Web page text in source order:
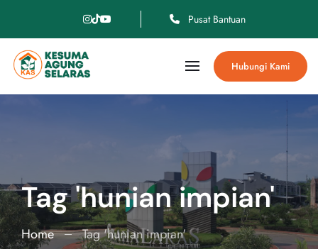
Pusat Bantuan
Hubungi Kami
Tag 'hunian impian'
Home Tag 'hunian impian'